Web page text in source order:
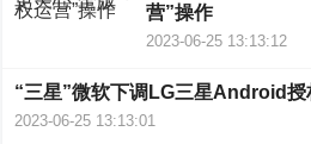
营”操作
2023-06-25 13:13:12
“三星”微软下调LG三星Android授
2023-06-25 13:13:01